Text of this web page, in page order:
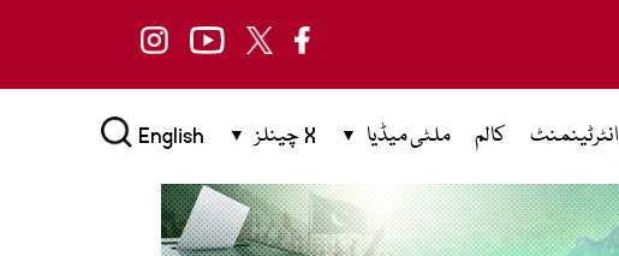
انٹرٹینمنٹ کالم ملٹی میڈیا X چینلز English